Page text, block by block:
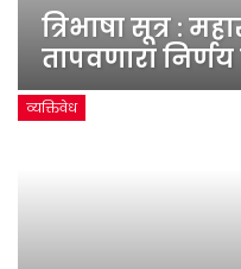
त्रिभाषा सूत्र :
तापवणारा
व्यक्तिवेध